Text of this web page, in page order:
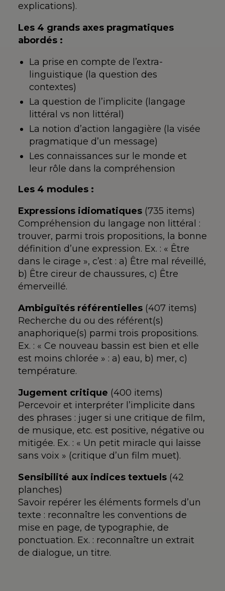
explications).
Les 4 grands axes pragmatiques
abordés :
La prise en compte de l’extra-
linguistique (la question des
contextes)
La question de l’implicite (langage
littéral vs non littéral)
La notion d’action langagière (la visée
pragmatique d’un message)
Les connaissances sur le monde et
leur rôle dans la compréhension
Les 4 modules :
Expressions idiomatiques(735 items)
Compréhension du langage non littéral :
trouver, parmi trois propositions, la bonne
définition d’une expression. Ex. : « Être
dans le cirage », c’est : a) Être mal réveillé,
b) Être cireur de chaussures, c) Être
émerveillé.
Ambiguïtés référentielles(407 items)
Recherche du ou des référent(s)
anaphorique(s) parmi trois propositions.
Ex. : « Ce nouveau bassin est bien et elle
est moins chlorée » : a) eau, b) mer, c)
température.
Jugement critique (400 items)
Percevoir et interpréter l’implicite dans
des phrases : juger si une critique de film,
de musique, etc. est positive, négative ou
mitigée. Ex. : « Un petit miracle qui laisse
sans voix » (critique d’un film muet).
Sensibilité aux indices textuels(42
planches)
Savoir repérer les éléments formels d’un
texte : reconnaître les conventions de
mise en page, de typographie, de
ponctuation. Ex. : reconnaître un extrait
de dialogue, un titre.